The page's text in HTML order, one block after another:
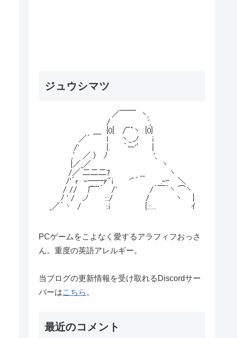
ジュウシマツ
PCゲームをこよなく愛するアラフィフおっさ
ん。重度の英語アレルギー。
当ブログの更新情報を受け取れるDiscordサー
バーはこちら 。
最近のコメント